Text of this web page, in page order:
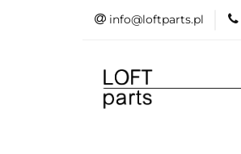
info@loftparts.pl